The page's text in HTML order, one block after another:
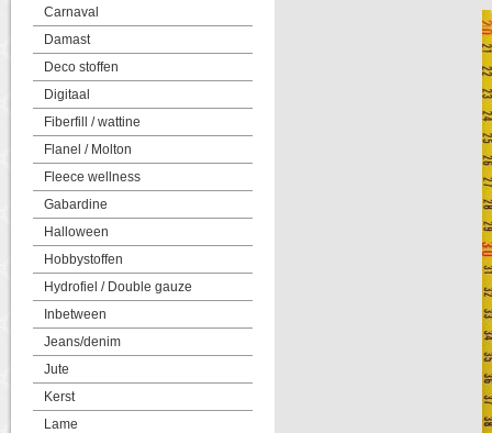
Carnaval
Damast
Deco stoffen
Digitaal
Fiberfill / wattine
Flanel / Molton
Fleece wellness
Gabardine
Halloween
Hobbystoffen
Hydrofiel / Double gauze
Inbetween
Jeans/denim
Jute
Kerst
Lame